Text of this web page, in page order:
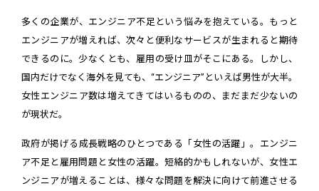
多くの企業が、エンジニア不足という悩みを抱えている。もっと
エンジニアが増えれば、次々と便利なサービスが生まれると期待
できるのに。少なくとも、雇用の受け皿がそこにある。しかし、
国内だけでなく海外を見ても、“エンジニア”といえば男性が大半。
女性エンジニア数は増えてきてはいるものの、まだまだ少ないの
が現状だ。
政府が掲げる成長戦略のひとつである「女性の活躍」。エンジニ
ア不足と雇用問題と女性の活躍。短絡的かもしれないが、女性エ
ンジニアが増えることは、様々な問題を解決に向けて前進させる